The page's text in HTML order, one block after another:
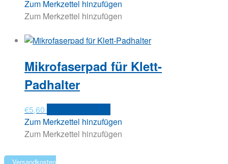
Zum Merkzettel hinzufügen
Zum Merkzettel hinzufügen
Mikrofaserpad für Klett-
Padhalter
€5,60
Zum Merkzettel hinzufügen
Zum Merkzettel hinzufügen
Versandkosten